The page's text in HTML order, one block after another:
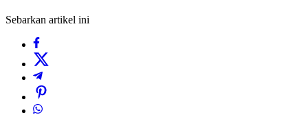
Sebarkan artikel ini